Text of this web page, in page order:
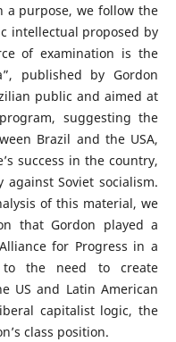
a purpose, we follow the
intellectual proposed by
of examination is the
published by Gordon
public and aimed at
suggesting the
Brazil and the USA,
success in the country,
Soviet socialism.
of this material, we
that Gordon played a
for Progress in a
to the need to create
US and Latin American
capitalist logic, the
class position.